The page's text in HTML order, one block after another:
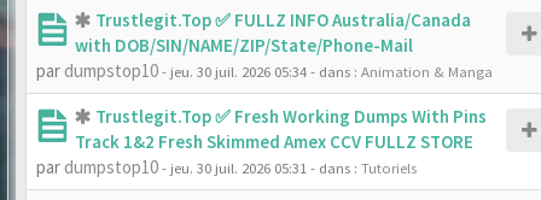
Trustlegit.Top ✅ FULLZ INFO Australia/Canada
with DOB/SIN/NAME/ZIP/State/Phone-Mail
par dumpstop10- jeu. 30 juil. 2026 05:34- dans : Animation & Manga
Trustlegit.Top ✅ Fresh Working Dumps With Pins
Track 1&2 Fresh Skimmed Amex CCV FULLZ STORE
par dumpstop10- jeu. 30 juil. 2026 05:31 - dans : Tutoriels